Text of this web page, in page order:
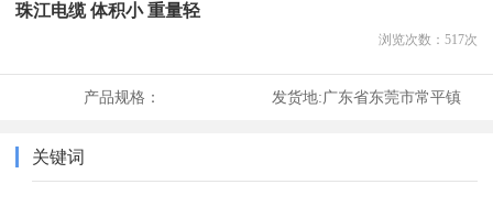
珠江电缆 体积小 重量轻
浏览次数： 517次
产品规格： 发货地:广东省东莞市常平镇
关键词